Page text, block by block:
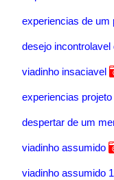
experiencias de um
desejo
viadinho insaciavel
experiencias
despertar de um
viadinho assumido
viadinho assumido 1